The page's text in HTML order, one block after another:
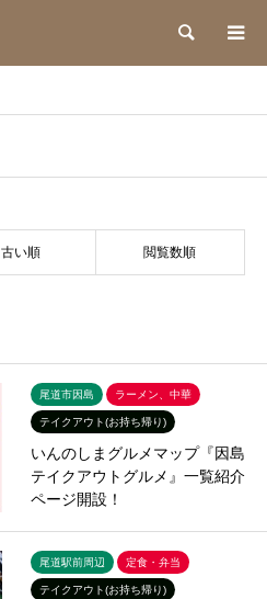
検索
古い順 閲覧数順
尾道市因島 ラーメン、中華
テイクアウト(お持ち帰り)
いんのしまグルメマップ『因島
テイクアウトグルメ』一覧紹介
ページ開設！
尾道駅前周辺 定食・弁当
テイクアウト(お持ち帰り)